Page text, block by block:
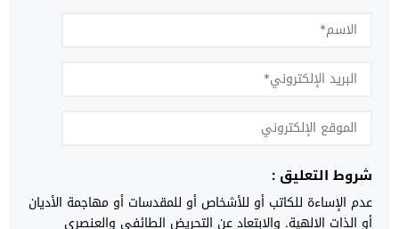
شروط التعليق :
عدم الإساءة للكاتب أو للأشخاص أو للمقدسات أو مهاجمة الأديان
أو الذات الالهية. والابتعاد عن التحريض الطائفي والعنصري